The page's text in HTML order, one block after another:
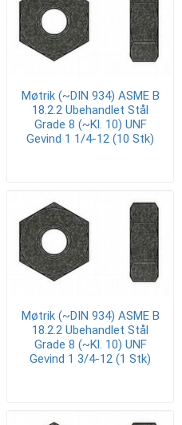
Møtrik (~DIN 934) ASME B
18.2.2 Ubehandlet Stål
Grade 8 (~Kl. 10) UNF
Gevind 1 1/4-12 (10 Stk)
Møtrik (~DIN 934) ASME B
18.2.2 Ubehandlet Stål
Grade 8 (~Kl. 10) UNF
Gevind 1 3/4-12 (1 Stk)